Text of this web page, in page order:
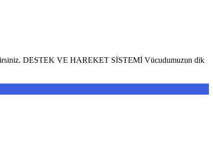
DESTEK VE HAREKET SİSTEMİ Vücudumuzun dik